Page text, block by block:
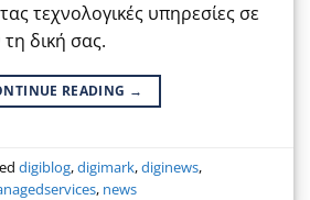
τεχνολογικές υπηρεσίες σε
τη δική σας.
READING →
digiblog,digimark,diginews,
, news